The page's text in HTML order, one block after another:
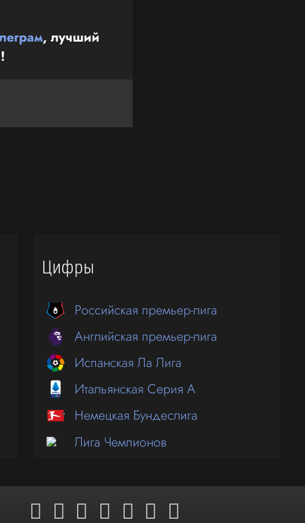
, лучший
Цифры
Российская премьер-лига
Английская премьер-лига
Испанская Ла Лига
Итальянская Серия А
Немецкая Бундеслига
Лига Чемпионов